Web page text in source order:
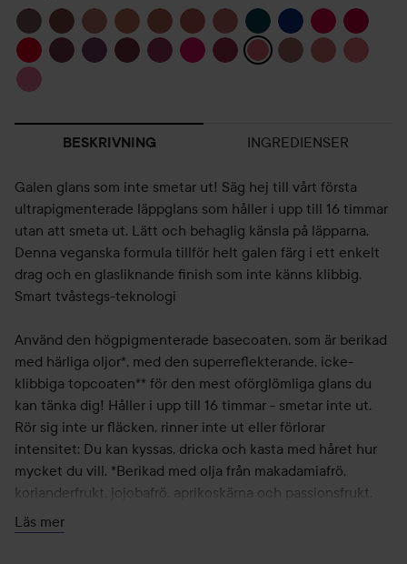
BESKRIVNING INGREDIENSER
Galen glans som inte smetar ut! Säg hej till vårt första
ultrapigmenterade läppglans som håller i upp till 16 timmar
utan att smeta ut. Lätt och behaglig känsla på läpparna.
Denna veganska formula tillför helt galen färg i ett enkelt
drag och en glasliknande finish som inte känns klibbig.
Smart tvåstegs-teknologi
Använd den högpigmenterade basecoaten, som är berikad
med härliga oljor*, med den superreflekterande, icke-
klibbiga topcoaten** för den mest oförglömliga glans du
kan tänka dig! Håller i upp till 16 timmar - smetar inte ut.
Rör sig inte ur fläcken, rinner inte ut eller förlorar
intensitet: Du kan kyssas, dricka och kasta med håret hur
mycket du vill. *Berikad med olja från makadamiafrö,
korianderfrukt, jojobafrö, aprikoskärna och passionsfrukt.
**Berikad med derivat av E-vitamin.
Läs mer